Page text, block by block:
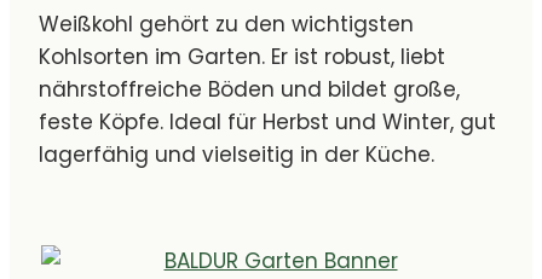
Weißkohl gehört zu den wichtigsten
Kohlsorten im Garten. Er ist robust, liebt
nährstoffreiche Böden und bildet große,
feste Köpfe. Ideal für Herbst und Winter, gut
lagerfähig und vielseitig in der Küche.